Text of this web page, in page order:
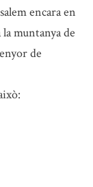
encara en
muntanya de
de